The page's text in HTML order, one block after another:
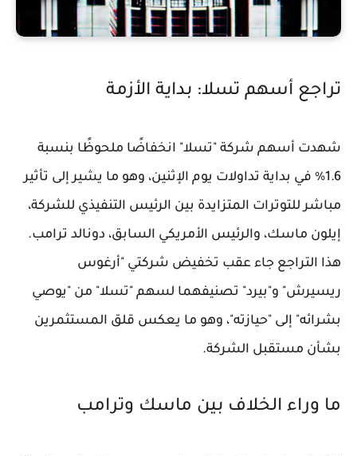
تراجع أسهم تسلا: بداية الأزمة
شهدت أسهم شركة "تسلا" انخفاضًا ملحوظًا بنسبة
1.6% في بداية تداولات يوم الإثنين، وهو ما يشير إلى تأثير
مباشر للتوترات المتزايدة بين الرئيس التنفيذي للشركة،
إيلون ماسك، والرئيس الأمريكي السابق، دونالد ترامب.
هذا التراجع جاء عقب تخفيض شركتي "أرغوس
ريسيرش" و"بيرد" تصنيفهما لسهم "تسلا" من "يوصي
بشرائه" إلى "حيازته"، وهو ما يعكس قلق المستثمرين
بشأن مستقبل الشركة.
ما وراء الخلاف بين ماسك وترامب